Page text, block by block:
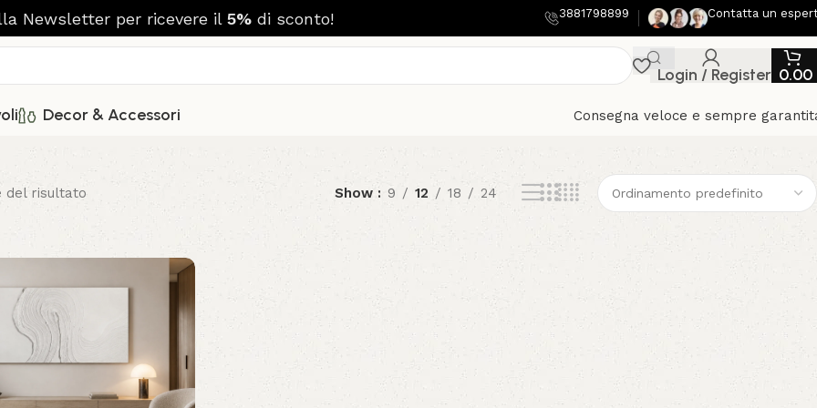
Newsletter per ricevere il 5%di sconto! 3881798899 Contatta un
Login / Register 0.00
Decor & Accessori Consegna veloce e sempre
del risultato Show 9 12 18 24